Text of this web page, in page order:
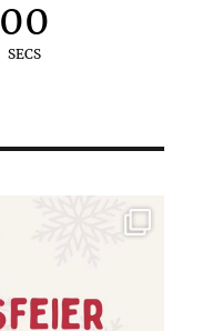
00
SECS